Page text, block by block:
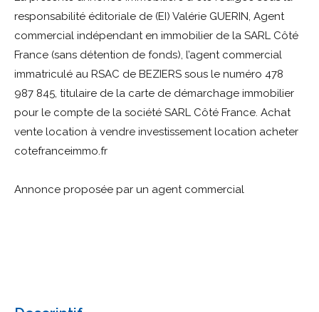
responsabilité éditoriale de (EI) Valérie GUERIN, Agent
commercial indépendant en immobilier de la SARL Côté
France (sans détention de fonds), l’agent commercial
immatriculé au RSAC de BEZIERS sous le numéro 478
987 845, titulaire de la carte de démarchage immobilier
pour le compte de la société SARL Côté France. Achat
vente location à vendre investissement location acheter
cotefranceimmo.fr
Annonce proposée par un agent commercial